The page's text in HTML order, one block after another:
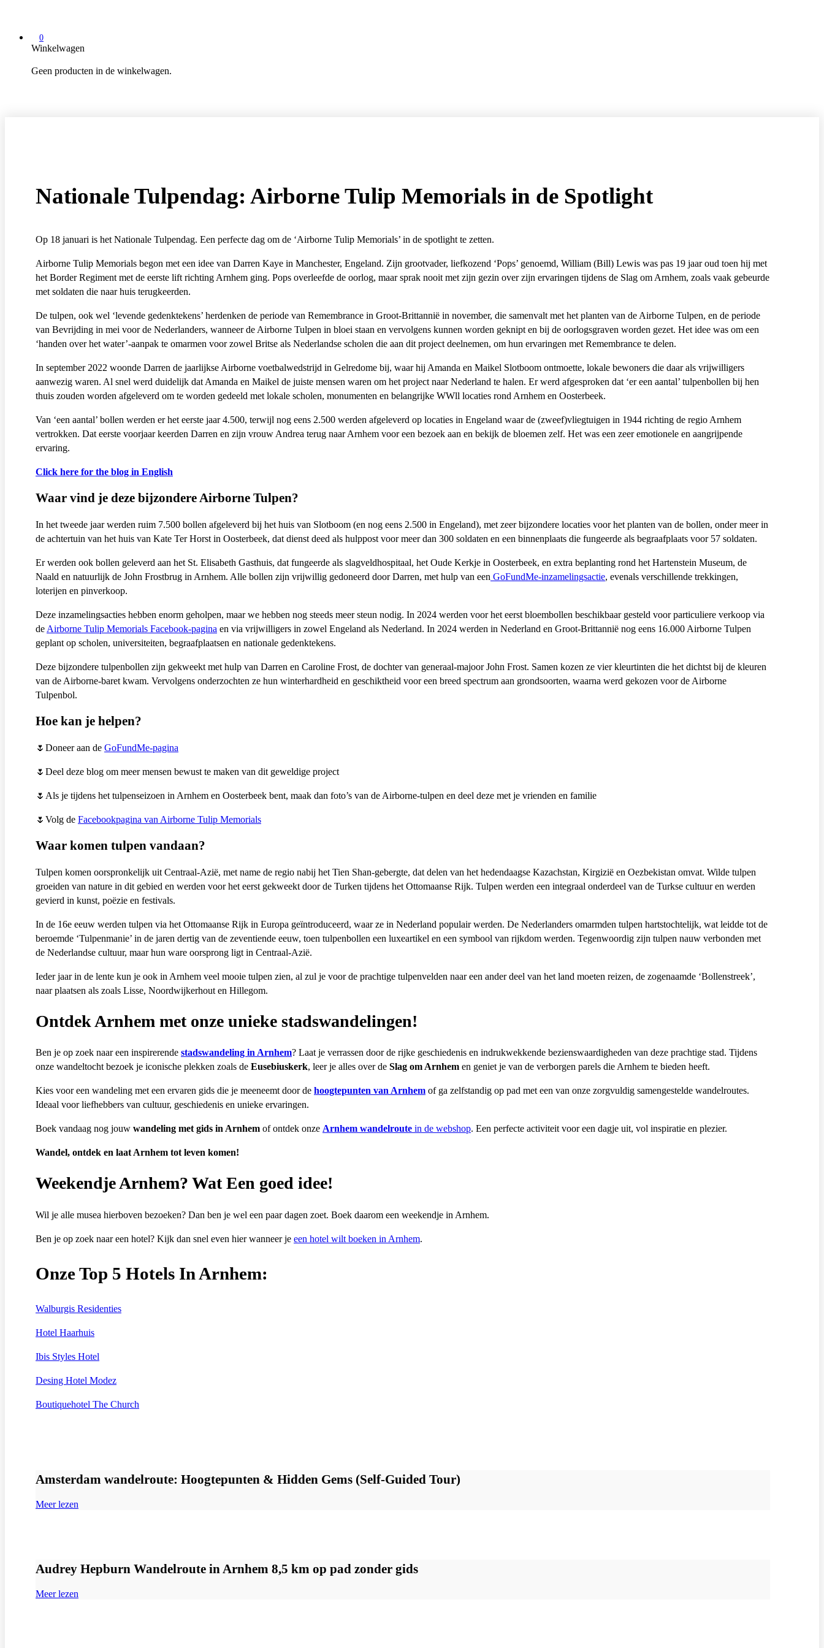
0
Winkelwagen
Geen producten in de winkelwagen.
Nationale Tulpendag: Airborne Tulip Memorials in de Spotlight
Op 18 januari is het Nationale Tulpendag. Een perfecte dag om de ‘Airborne Tulip Memorials’ in de spotlight te zetten.
Airborne Tulip Memorials begon met een idee van Darren Kaye in Manchester, Engeland. Zijn grootvader, liefkozend ‘Pops’ genoemd, William (Bill) Lewis was pas 19 jaar oud toen hij met
het Border Regiment met de eerste lift richting Arnhem ging. Pops overleefde de oorlog, maar sprak nooit met zijn gezin over zijn ervaringen tijdens de Slag om Arnhem, zoals vaak gebeurde
met soldaten die naar huis terugkeerden.
De tulpen, ook wel ‘levende gedenktekens’ herdenken de periode van Remembrance in Groot-Brittannië in november, die samenvalt met het planten van de Airborne Tulpen, en de periode
van Bevrijding in mei voor de Nederlanders, wanneer de Airborne Tulpen in bloei staan ​​en vervolgens kunnen worden geknipt en bij de oorlogsgraven worden gezet. Het idee was om een ​​
‘handen over het water’-aanpak te omarmen voor zowel Britse als Nederlandse scholen die aan dit project deelnemen, om hun ervaringen met Remembrance te delen.
In september 2022 woonde Darren de jaarlijkse Airborne voetbalwedstrijd in Gelredome bij, waar hij Amanda en Maikel Slotboom ontmoette, lokale bewoners die daar als vrijwilligers
aanwezig waren. Al snel werd duidelijk dat Amanda en Maikel de juiste mensen waren om het project naar Nederland te halen. Er werd afgesproken dat ‘er een aantal’ tulpenbollen bij hen
thuis zouden worden afgeleverd om te worden gedeeld met lokale scholen, monumenten en belangrijke WWll locaties rond Arnhem en Oosterbeek.
Van ‘een aantal’ bollen werden er het eerste jaar 4.500, terwijl nog eens 2.500 werden afgeleverd op locaties in Engeland waar de (zweef)vliegtuigen in 1944 richting de regio Arnhem
vertrokken. Dat eerste voorjaar keerden Darren en zijn vrouw Andrea terug naar Arnhem voor een bezoek aan en bekijk de bloemen zelf. Het was een zeer emotionele en aangrijpende
ervaring.
Click here for the blog in English
Waar vind je deze bijzondere Airborne Tulpen?
In het tweede jaar werden ruim 7.500 bollen afgeleverd bij het huis van Slotboom (en nog eens 2.500 in Engeland), met zeer bijzondere locaties voor het planten van de bollen, onder meer in
de achtertuin van het huis van Kate Ter Horst in Oosterbeek, dat dienst deed als hulppost voor meer dan 300 soldaten en een binnenplaats die fungeerde als begraafplaats voor 57 soldaten.
Er werden ook bollen geleverd aan het St. Elisabeth Gasthuis, dat fungeerde als slagveldhospitaal, het Oude Kerkje in Oosterbeek, en extra beplanting rond het Hartenstein Museum, de
Naald en natuurlijk de John Frostbrug in Arnhem. Alle bollen zijn vrijwillig gedoneerd door Darren, met hulp van een GoFundMe-inzamelingsactie, evenals verschillende trekkingen,
loterijen en pinverkoop.
Deze inzamelingsacties hebben enorm geholpen, maar we hebben nog steeds meer steun nodig. In 2024 werden voor het eerst bloembollen beschikbaar gesteld voor particuliere verkoop via
de Airborne Tulip Memorials Facebook-pagina en via vrijwilligers in zowel Engeland als Nederland. In 2024 werden in Nederland en Groot-Brittannië nog eens 16.000 Airborne Tulpen
geplant op scholen, universiteiten, begraafplaatsen en nationale gedenktekens.
Deze bijzondere tulpenbollen zijn gekweekt met hulp van Darren en Caroline Frost, de dochter van generaal-majoor John Frost. Samen kozen ze vier kleurtinten die het dichtst bij de kleuren
van de Airborne-baret kwam. Vervolgens onderzochten ze hun winterhardheid en geschiktheid voor een breed spectrum aan grondsoorten, waarna werd gekozen voor de Airborne
Tulpenbol.
Hoe kan je helpen?
🌷Doneer aan de GoFundMe-pagina
🌷Deel deze blog om meer mensen bewust te maken van dit geweldige project
🌷Als je tijdens het tulpenseizoen in Arnhem en Oosterbeek bent, maak dan foto’s van de Airborne-tulpen en deel deze met je vrienden en familie
🌷Volg de Facebookpagina van Airborne Tulip Memorials
Waar komen tulpen vandaan?
Tulpen komen oorspronkelijk uit Centraal-Azië, met name de regio nabij het Tien Shan-gebergte, dat delen van het hedendaagse Kazachstan, Kirgizië en Oezbekistan omvat. Wilde tulpen
groeiden van nature in dit gebied en werden voor het eerst gekweekt door de Turken tijdens het Ottomaanse Rijk. Tulpen werden een integraal onderdeel van de Turkse cultuur en werden
gevierd in kunst, poëzie en festivals.
In de 16e eeuw werden tulpen via het Ottomaanse Rijk in Europa geïntroduceerd, waar ze in Nederland populair werden. De Nederlanders omarmden tulpen hartstochtelijk, wat leidde tot de
beroemde ‘Tulpenmanie’ in de jaren dertig van de zeventiende eeuw, toen tulpenbollen een luxeartikel en een symbool van rijkdom werden. Tegenwoordig zijn tulpen nauw verbonden met
de Nederlandse cultuur, maar hun ware oorsprong ligt in Centraal-Azië.
Ieder jaar in de lente kun je ook in Arnhem veel mooie tulpen zien, al zul je voor de prachtige tulpenvelden naar een ander deel van het land moeten reizen, de zogenaamde ‘Bollenstreek’,
naar plaatsen als zoals Lisse, Noordwijkerhout en Hillegom.
Ontdek Arnhem met onze unieke stadswandelingen!
Ben je op zoek naar een inspirerende stadswandeling in Arnhem? Laat je verrassen door de rijke geschiedenis en indrukwekkende bezienswaardigheden van deze prachtige stad. Tijdens
onze wandeltocht bezoek je iconische plekken zoals de Eusebiuskerk, leer je alles over de Slag om Arnhem en geniet je van de verborgen parels die Arnhem te bieden heeft.
Kies voor een wandeling met een ervaren gids die je meeneemt door de hoogtepunten van Arnhem of ga zelfstandig op pad met een van onze zorgvuldig samengestelde wandelroutes.
Ideaal voor liefhebbers van cultuur, geschiedenis en unieke ervaringen.
Boek vandaag nog jouw wandeling met gids in Arnhem of ontdek onze Arnhem wandelroute in de webshop. Een perfecte activiteit voor een dagje uit, vol inspiratie en plezier.
Wandel, ontdek en laat Arnhem tot leven komen!
Weekendje Arnhem? Wat Een goed idee!
Wil je alle musea hierboven bezoeken? Dan ben je wel een paar dagen zoet. Boek daarom een weekendje in Arnhem.
Ben je op zoek naar een hotel? Kijk dan snel even hier wanneer je een hotel wilt boeken in Arnhem.
Onze Top 5 Hotels In Arnhem:
Walburgis Residenties
Hotel Haarhuis
Ibis Styles Hotel
Desing Hotel Modez
Boutiquehotel The Church
Amsterdam wandelroute: Hoogtepunten & Hidden Gems (Self-Guided Tour)
Meer lezen
Audrey Hepburn Wandelroute in Arnhem 8,5 km op pad zonder gids
Meer lezen